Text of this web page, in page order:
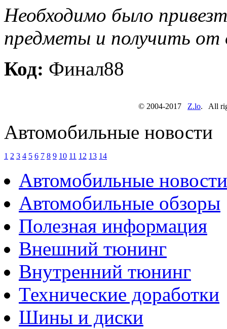
Необходимо было
предметы и получить от
Код: Финал88
© 2004-2017 Z.lo. All
Автомобильные новости
1 2 3 4 5 6 7 8 9 10 11 12 13 14
Автомобильные новости
Автомобильные обзоры
Полезная информация
Внешний тюнинг
Внутренний тюнинг
Технические доработки
Шины и диски